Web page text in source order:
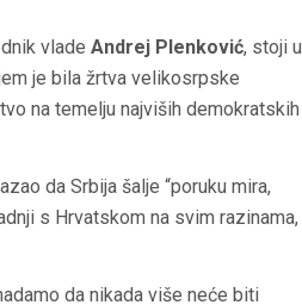
vlade Andrej Plenković, stoji u
je bila žrtva velikosrpske
na temelju najviših demokratskih
da Srbija šalje “poruku mira,
s Hrvatskom na svim razinama,
da nikada više neće biti